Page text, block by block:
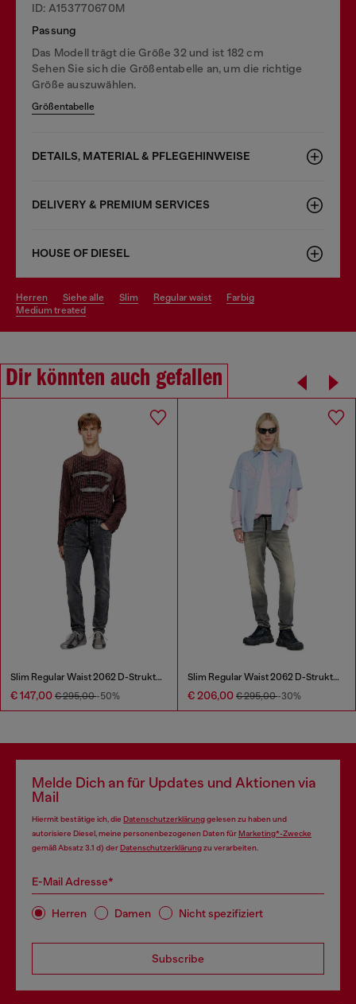
ID: A153770670M
Passung
Das Modell trägt die Größe 32 und ist 182 cm
Sehen Sie sich die Größentabelle an, um die richtige
Größe auszuwählen.
Größentabelle
DETAILS, MATERIAL & PFLEGEHINWEISE
DELIVERY & PREMIUM SERVICES
HOUSE OF DIESEL
herren siehe alle slim regular waist
farbig
medium treated
Dir könnten auch gefallen
Slim Regular Waist 2062 D-Strukt Joggjeans®
€ 147,00 € 295,00-50%
Slim Regular Waist 2062 D-Strukt Joggjeans®
€ 206,00 € 295,00-30%
Melde Dich an für Updates und Aktionen via
Mail
Hiermit bestätige ich, die Datenschutzerklärunggelesen zu haben und
autorisiere Diesel, meine personenbezogenen Daten fürMarketing*-Zwecke
gemäß Absatz 3.1 d) derDatenschutzerklärungzu verarbeiten.
E-Mail Adresse*
Herren Damen Nicht spezifiziert
Subscribe